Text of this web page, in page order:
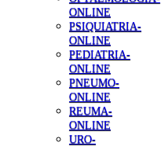
ONLINE
PSIQUIATRIA-
ONLINE
PEDIATRIA-
ONLINE
PNEUMO-
ONLINE
REUMA-
ONLINE
URO-